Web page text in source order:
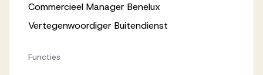
Commercieel Manager Benelux
Vertegenwoordiger Buitendienst
Functies